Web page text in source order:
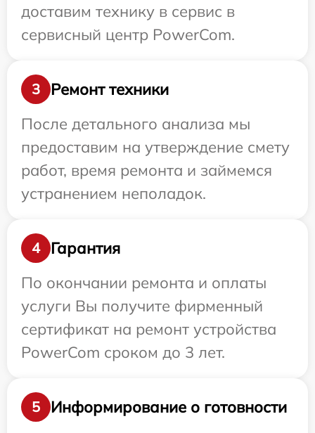
доставим технику в сервис в
сервисный центр PowerCom.
3
Ремонт техники
После детального анализа мы
предоставим на утверждение смету
работ, время ремонта и займемся
устранением неполадок.
4
Гарантия
По окончании ремонта и оплаты
услуги Вы получите фирменный
сертификат на ремонт устройства
PowerCom сроком до 3 лет.
5
Информирование о готовности